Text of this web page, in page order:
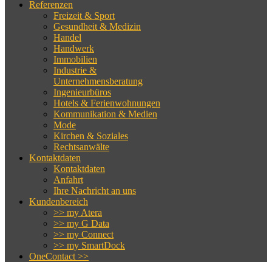
Referenzen
Freizeit & Sport
Gesundheit & Medizin
Handel
Handwerk
Immobilien
Industrie &
Unternehmensberatung
Ingenieurbüros
Hotels & Ferienwohnungen
Kommunikation & Medien
Mode
Kirchen & Soziales
Rechtsanwälte
Kontaktdaten
Kontaktdaten
Anfahrt
Ihre Nachricht an uns
Kundenbereich
>> my Atera
>> my G Data
>> my Connect
>> my SmartDock
OneContact >>